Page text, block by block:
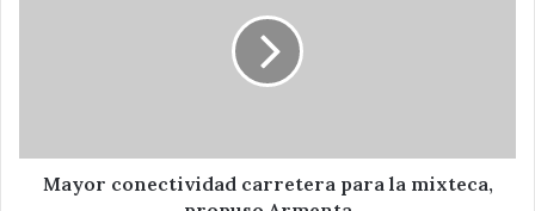
Mayor conectividad carretera para la mixteca,